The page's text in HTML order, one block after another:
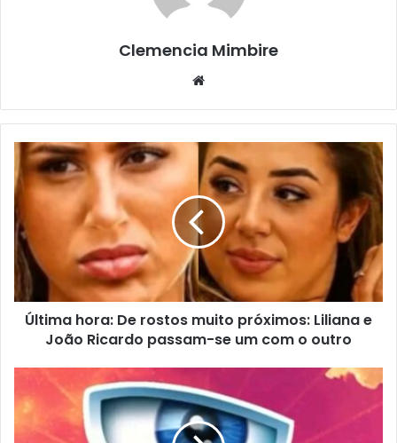
Clemencia Mimbire
Website
Última hora: De rostos muito próximos: Liliana e
João Ricardo passam-se um com o outro